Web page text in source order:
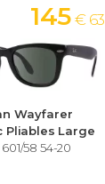
Wayfarer
Pliables Large
601/58 54-20
145 € 63